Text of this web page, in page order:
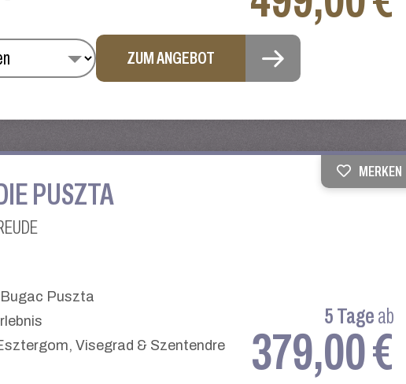
ZUM ANGEBOT
MERKEN
PUSZTA
Puszta
Visegrad & Szentendre
5 Tageab
379,00 €